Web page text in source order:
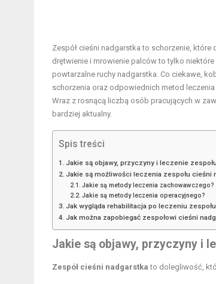
Zespół cieśni nadgarstka to schorzenie,
drętwienie i mrowienie palców to tylko
powtarzalne ruchy nadgarstka. Co ciekawe,
schorzenia oraz odpowiednich metod
Wraz z rosnącą liczbą osób pracujących w
bardziej aktualny.
Spis treści
Jakie są objawy, przyczyny i leczenie
Jakie są możliwości leczenia zespołu cieśni
Jakie są metody leczenia zachowawczego?
Jakie są metody leczenia operacyjnego?
Jak wygląda rehabilitacja po leczeniu
Jak można zapobiegać zespołowi cieśni
Jakie są objawy, przyczyny i
Zespół cieśni nadgarstka to dolegliwość,